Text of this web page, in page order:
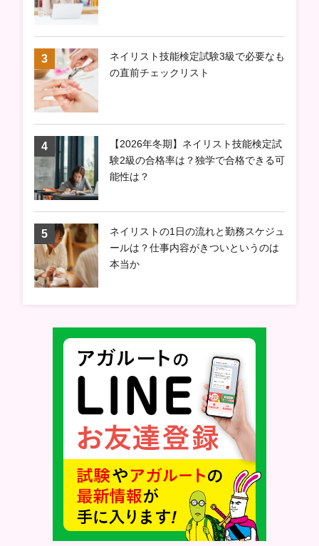
ネイリスト技能検定試験3級で必要なも
の直前チェックリスト
【2026年冬期】ネイリスト技能検定試
験2級の合格率は？独学で合格できる可
能性は？
ネイリストの1日の流れと勤務スケジュ
ールは？仕事内容がきついというのは
本当か